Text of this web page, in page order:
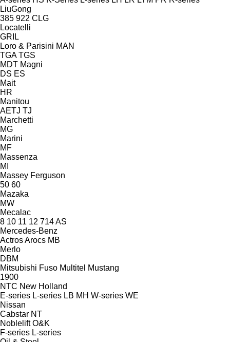
LiuGong
385 922 CLG
Locatelli
GRIL
Loro & Parisini MAN
TGA TGS
MDT Magni
DS ES
Mait
HR
Manitou
AETJ TJ
Marchetti
MG
Marini
MF
Massenza
MI
Massey Ferguson
50 60
Mazaka
MW
Mecalac
8 10 11 12 714AS
Mercedes-Benz
ActrosArocs MB
Merlo
DBM
Mitsubishi Fuso Multitel Mustang
1900
NTC New Holland
E-series L-series LB MH W-series WE
Nissan
Cabstar NT
Noblelift O&K
F-series L-series